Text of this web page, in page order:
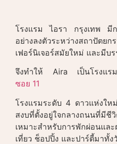
โรงแรม ไอรา กรุงเทพ มี
อย่างลงตัวระหว่างสถาปัตยก
เฟอร์นิเจอร์สมัยใหม่ และมีบ
จึงทำให้ Aira เป็นโรงแรม
ซอย 11
โรงแรมระดับ 4 ดาวแห่งให
สงบที่ตั้งอยู่ใจกลางถนนที่มี
เหมาะสำหรับการพักผ่อนแล
เที่ยว ช็อปปิ้ง และปาร์ตี้มาทั้ง